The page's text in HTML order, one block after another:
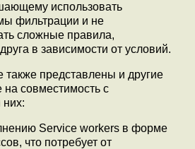
использовать
фильтрации и не
сложные правила,
в зависимости от условий.
представлены и другие
совместимость с
Service workers в форме
что потребует от